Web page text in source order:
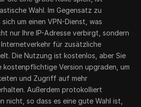
Wahl. Im Gegensatz zu
um einen VPN-Dienst, was
nur Ihre IP-Adresse verbirgt, sondern
für zusätzliche
Die Nutzung ist kostenlos, aber Sie
kostenpflichtige Version upgraden, um
und Zugriff auf mehr
Außerdem protokolliert
nicht, so dass es eine gute Wahl ist,